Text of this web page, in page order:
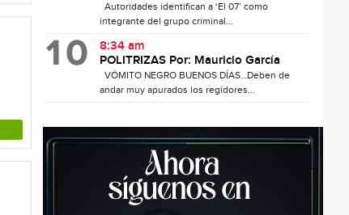
Autoridades identifican a ‘El 07’ como
integrante del grupo criminal...
8:34 am
POLITRIZAS Por: Mauricio García
VÓMITO NEGRO BUENOS DÍAS…Deben de
andar muy apurados los regidores...